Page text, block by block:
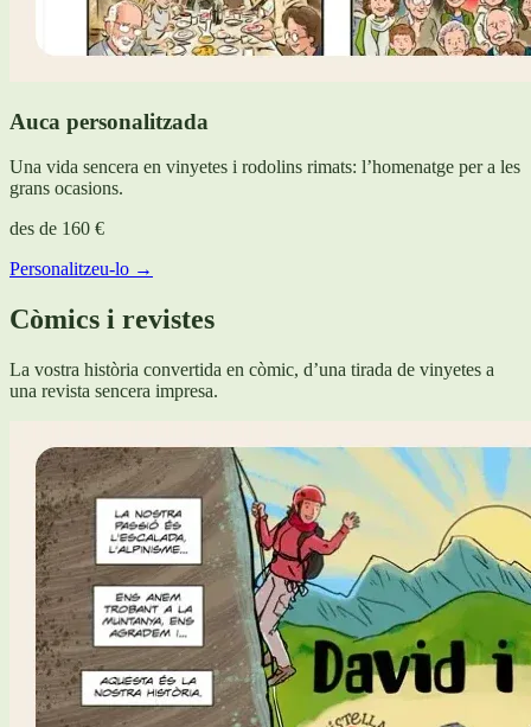
Auca personalitzada
Una vida sencera en vinyetes i rodolins rimats: l’homenatge per a les
grans ocasions.
des de 160 €
Personalitzeu-lo →
Còmics i revistes
La vostra història convertida en còmic, d’una tirada de vinyetes a
una revista sencera impresa.